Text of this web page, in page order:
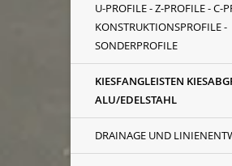
U-PROFILE - Z-PROFILE - C-
KONSTRUKTIONSPROFILE -
SONDERPROFILE
KIESFANGLEISTEN
ALU/EDELSTAHL
DRAINAGE UND